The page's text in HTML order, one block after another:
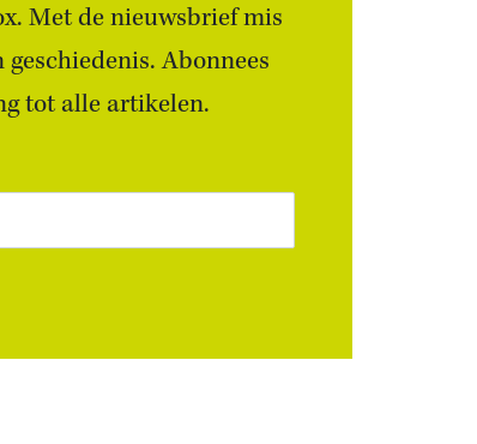
Met de nieuwsbrief mis
Abonnees
tot alle artikelen.